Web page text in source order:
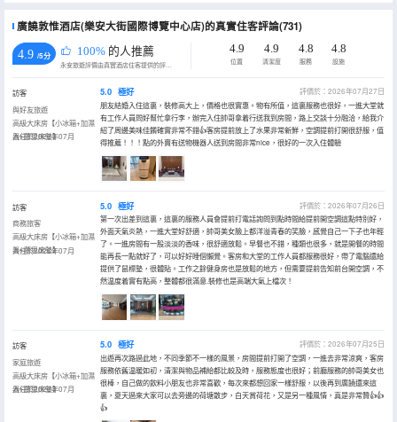
廣饒敦惟酒店(樂安大街國際博覽中心店)的真實住客評論(731)
4.9 /5分 100% 的人推薦
永安旅遊評價由真實酒店住客提供的評價。
4.9
位置
4.9
清潔度
4.8
服務
4.8
設施
訪客
與好友旅遊
高級大床房【小冰箱+加濕
器+慕思床墊】
入住於2026年07月
5.0 極好
評價於：2026年07月27日
朋友結婚入住這裏，裝修高大上，價格也很實惠。物有所值，這裏服務也很好，一進大堂就
有工作人員問好幫忙拿行李，辦完入住帥哥拿着行送我到房間，路上交談十分融洽，給我介
紹了周邊美味佳餚確實非常不錯👍客房提前放上了水果非常新鮮，空調提前打開很舒服，值
得推薦！！！點的外賣有送物機器人送到房間非常nice，很好的一次入住體驗
訪客
商務旅客
高級大床房【小冰箱+加濕
器+慕思床墊】
入住於2026年07月
5.0 極好
評價於：2026年07月26日
第一次出差到這裏，這裏的服務人員會提前打電話詢問到點時間給提前開空調這點特別好，
外面天氣炎熱，一進大堂好舒適，帥哥美女臉上都洋溢青春的笑臉，感覺自己一下子也年輕
了。一進房間有一股淡淡的香味，很舒適放鬆。早餐也不錯，種類也很多，就是開餐的時間
能再長一點就好了，可以好好睡個懶覺。客房和大堂的工作人員都服務很好，帶了電腦還給
提供了鼠標墊，很體貼。工作之餘健身房也是放鬆的地方，但需要提前告知前台開空調，不
然温度着實有點高，整體都很滿意.裝修也是高端大氣上檔次！
訪客
家庭旅遊
高級大床房【小冰箱+加濕
器+慕思床墊】
入住於2026年07月
5.0 極好
評價於：2026年07月25日
出遊再次路過此地，不同季節不一樣的風景，房間提前打開了空調，一進去非常涼爽，客房
服務依舊温暖如初，清潔與物品補給都比較及時，服務態度也很好；前廳服務的帥哥美女也
很棒，自己做的飲料小朋友也非常喜歡，每次來都想回家一樣舒服，以後再到廣饒還來這
裏，夏天過來大家可以去旁邊的荷塘散步，白天賞荷花，又是另一種風情，真是非常贊👍👍
👍